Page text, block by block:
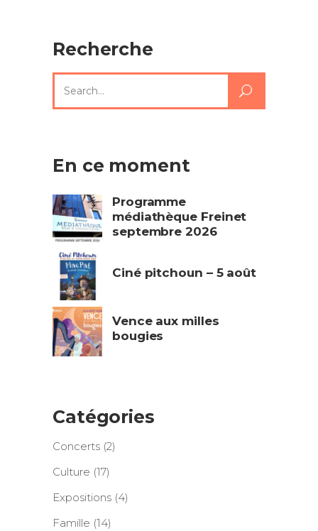
Recherche
for:
En ce moment
Programme
médiathèque Freinet
septembre 2026
Ciné pitchoun – 5 août
Vence aux milles
bougies
Catégories
Concerts (2)
Culture (17)
Expositions (4)
Famille (14)